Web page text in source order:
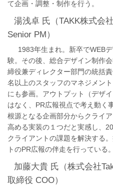
て企画・調整・制作を行う。
湯浅卓 氏（TAKK株式会
Senior PM）
1983年生まれ。新卒でWEBデ
験。その後、総合デザイン制作
締役兼ディレクター部門の統括
名以上のスタッフのマネジメン
にも参画。アウトプット（デザ
はなく、PR広報視点で考え動く
根源となる企画部分からクライ
高める実装の１つだと実感し、
クライアントの課題を解決する
トのPR広報の伴走を行っている
加藤大貴 氏（株式会社
取締役 COO）